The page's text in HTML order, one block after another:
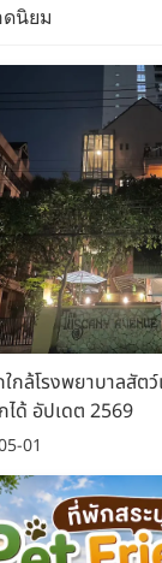
ดนิยม
กล้โรงพยาบาลสัต
ได้ อัปเดต 2569
01